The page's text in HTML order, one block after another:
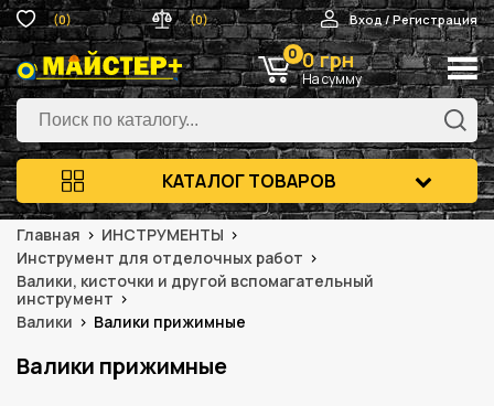
(0) (0) Вход / Регистрация
0 0 грн
На сумму
КАТАЛОГ ТОВАРОВ
Главная
ИНСТРУМЕНТЫ
Инструмент для отделочных работ
Валики, кисточки и другой вспомагательный
инструмент
Валики
Валики прижимные
Валики прижимные